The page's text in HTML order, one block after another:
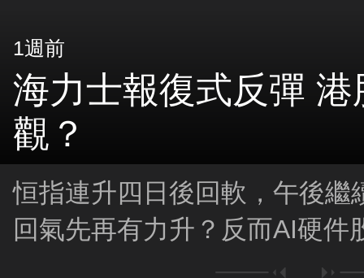
1週前
海力士報復式反彈
觀？
恒指連升四日後回軟，午後繼
回氣先再有力升？反而AI硬件